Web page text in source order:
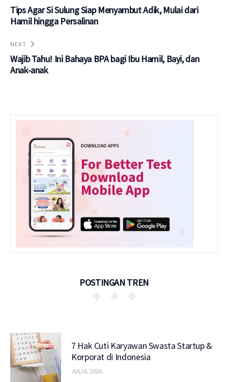
Tips Agar Si Sulung Siap Menyambut Adik, Mulai dari
Hamil hingga Persalinan
NEXT
Wajib Tahu! Ini Bahaya BPA bagi Ibu Hamil, Bayi, dan
Anak-anak
POSTINGAN TREN
7 Hak Cuti Karyawan Swasta Startup &
Korporat di Indonesia
JULI 6, 2026